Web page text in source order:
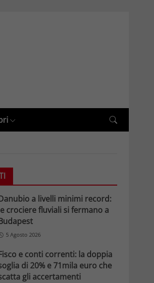
a livelli minimi record:
crociere fluviali si fermano a
5 Agosto 2026
e conti correnti: la doppia
di 20% e 71mila euro che
gli accertamenti